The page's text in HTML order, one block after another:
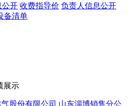
公开 收费指导价 负责人信息公开
备清单
展示
股份有限公司 山东淄博销售分公